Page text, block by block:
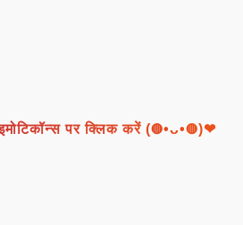
पर क्लिक करें (◍•ᴗ•◍)❤